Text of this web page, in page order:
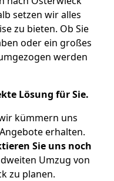
setzen wir alles
zu bieten. Ob Sie
oder ein großes
werden
Lösung für Sie.
kümmern uns
erhalten.
Sie uns noch
Umzug von
zu planen.